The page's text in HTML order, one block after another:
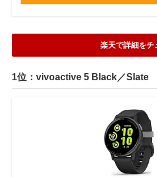
楽天で詳細をチ
1位：vivoactive 5 Black／Slate